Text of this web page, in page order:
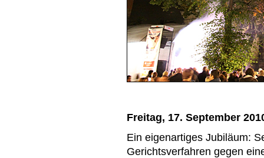
Freitag, 17. September
Ein eigenartiges Jubiläum:
Gerichtsverfahren gegen